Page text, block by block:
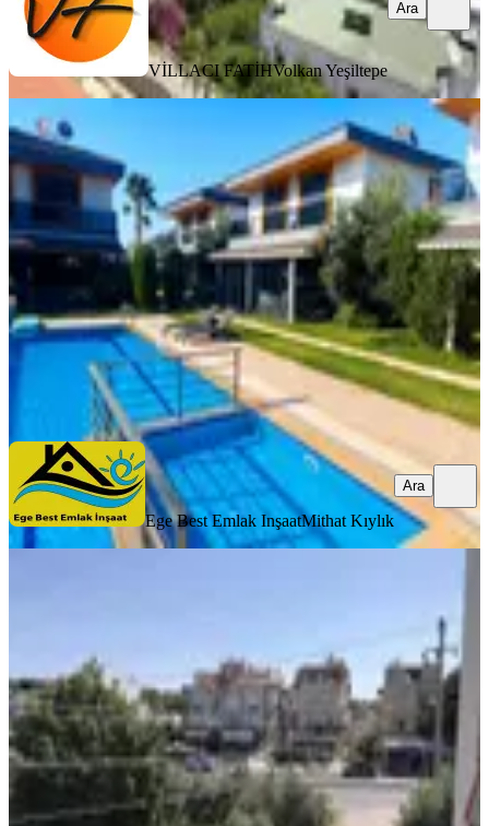
VİLLACI FATİHVolkan Yeşiltepe
Ara
İzmir Seferihisar Doğanbey De Satılık
Ultra Lüks Havuzlu Villa 3+1
İzmir, Seferihisar
3+1·300 m²·Villa tipi·18.07.2026
14.750.000 ₺
Ege Best Emlak Inşaat Mithat Kıylık
Ege Best Emlak InşaatMithat Kıylık
Ara
2+1·100 m² ·1. Kat·18.07.2026
6.000.000 ₺